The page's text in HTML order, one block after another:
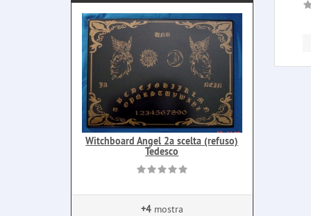
Witchboard Angel 2a scelta (refuso)
Tedesco
+4mostra